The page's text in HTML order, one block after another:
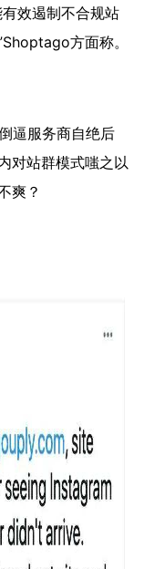
效遏制不合规站
方面称。
逼服务商自绝后
对站群模式嗤之以
爽？